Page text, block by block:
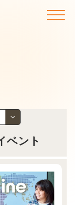
ベント